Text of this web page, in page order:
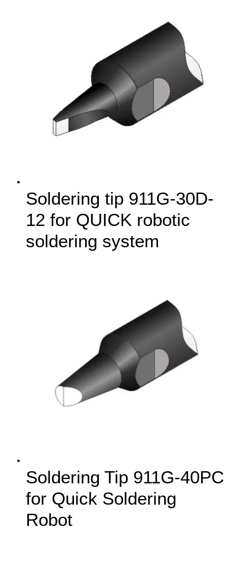
Soldering tip 911G-30D-
12 for QUICK robotic
soldering system
Soldering Tip 911G-40PC
for Quick Soldering
Robot